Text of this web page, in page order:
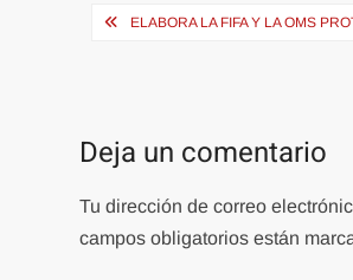
Navegación
ELABORA LA FIFA Y LA OMS
Deja un comentario
Tu dirección de correo
campos obligatorios están